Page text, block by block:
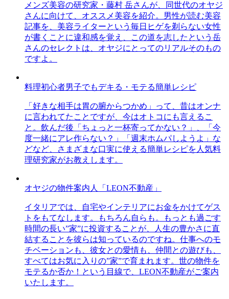
メンズ美容の研究家・藤村 岳さんが、同世代のオヤジ
さんに向けて、オススメ美容を紹介。男性が読む美容
記事を、美容ライターという毎日ヒゲを剃らない女性
が書くことに違和感を覚え、この道を志したという岳
さんのセレクトは、オヤジにとってのリアルそのもの
ですよ。
料理初心者男子でもデキる・モテる簡単レシピ
「好きな相手は胃の腑からつかめ」って、昔はオンナ
に言われてたことですが、今はオトコにも言えるこ
と。飲んだ後「ちょっと一杯寄ってかない？」、「今
度一緒にアレ作らない？」「週末ホムパしようよ」な
どなど、さまざまな口実に使える簡単レシピを人気料
理研究家がお教えします。
オヤジの物件案内人「LEON不動産」
イタリアでは、自宅やインテリアにお金をかけてゲス
トをもてなします。もちろん自らも。もっとも過ごす
時間の長い”家”に投資することが、人生の豊かさに直
結することを彼らは知っているのですね。仕事へのモ
チベーションも、彼女との愛情も、仲間との遊びも、
すべてはお気に入りの”家”で育まれます。世の物件を
モテるか否か！という目線で、LEON不動産がご案内
いたします。